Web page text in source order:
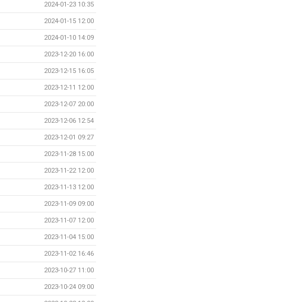
2024-01-23 10:35
2024-01-15 12:00
2024-01-10 14:09
2023-12-20 16:00
2023-12-15 16:05
2023-12-11 12:00
2023-12-07 20:00
2023-12-06 12:54
2023-12-01 09:27
2023-11-28 15:00
2023-11-22 12:00
2023-11-13 12:00
2023-11-09 09:00
2023-11-07 12:00
2023-11-04 15:00
2023-11-02 16:46
2023-10-27 11:00
2023-10-24 09:00